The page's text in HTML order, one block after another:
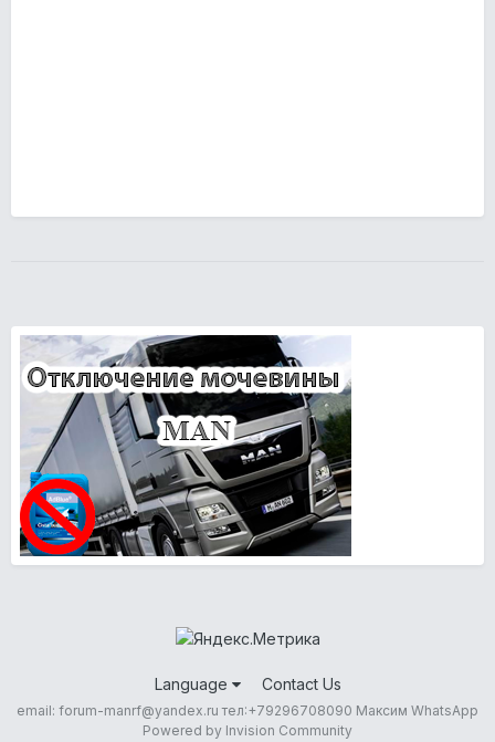
Language Contact Us
email: forum-manrf@yandex.ru тел:+79296708090 Максим WhatsApp
Powered by Invision Community